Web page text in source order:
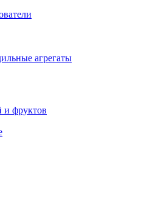
агрегаты
и фруктов